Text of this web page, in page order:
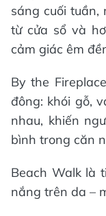
sáng cuối tuần,
từ cửa sổ và
cảm giác êm
By the
đông: khói gỗ,
nhau, khiến
bình trong căn
Beach Walk là
nắng trên da –